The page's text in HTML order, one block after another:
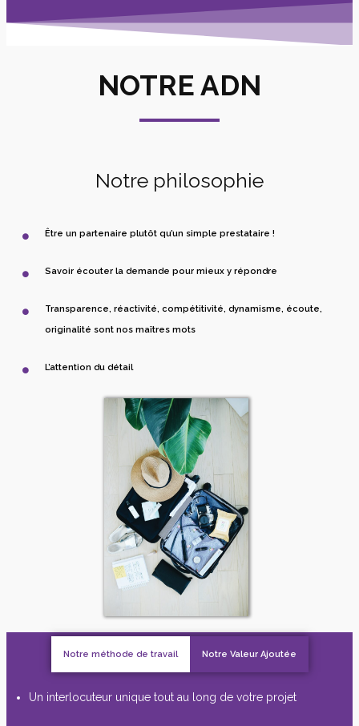
NOTRE ADN
Notre philosophie
Être un partenaire plutôt qu’un simple prestataire !
Savoir écouter la demande pour mieux y répondre
Transparence, réactivité, compétitivité, dynamisme, écoute,
originalité sont nos maîtres mots
L’attention du détail
Notre méthode de travail Notre Valeur Ajoutée
Un interlocuteur unique tout au long de votre projet